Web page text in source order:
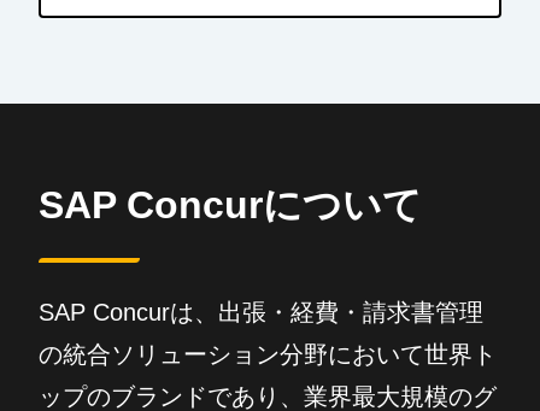
SAP Concurについて
SAP Concurは、出張・経費・請求書管理
の統合ソリューション分野において世界ト
ップのブランドであり、業界最大規模のグ